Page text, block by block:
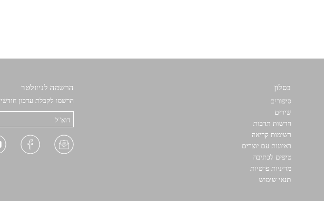
בסלון
סיפורים
שירים
חדשות תרבות
רשימות קריאה
ראיונות עם יוצרים
טיפים לכתיבה
מדיניות פרטיות
תנאי שימוש
הרשמה לניוזלטר
הרשמו לקבלת עדכון חודשי